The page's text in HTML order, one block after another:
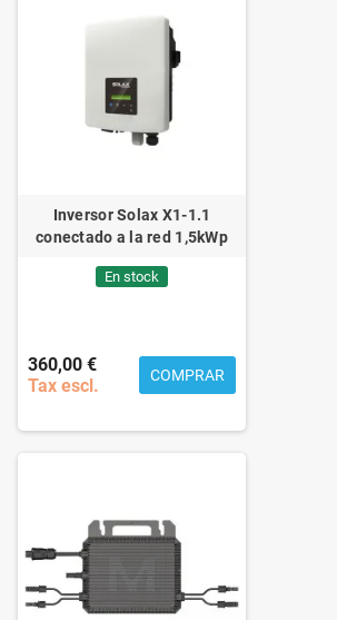
Inversor Solax X1-1.1
conectado a la red 1,5kWp
En stock
360,00 €
Tax escl.
COMPRAR